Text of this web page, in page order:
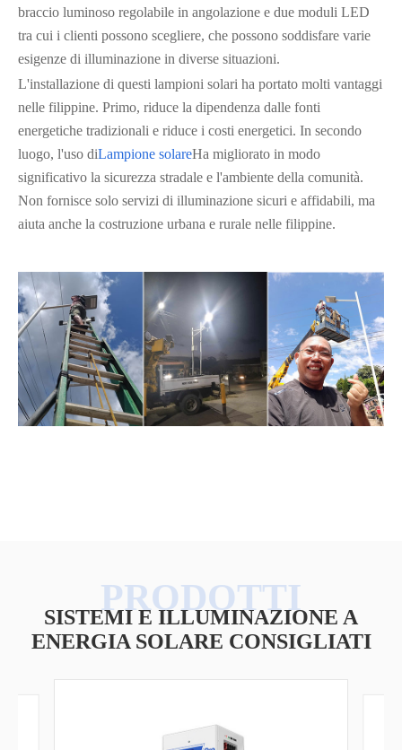
braccio luminoso regolabile in angolazione e due moduli LED
tra cui i clienti possono scegliere, che possono soddisfare varie
esigenze di illuminazione in diverse situazioni.
L'installazione di questi lampioni solari ha portato molti vantaggi
nelle filippine. Primo, riduce la dipendenza dalle fonti
energetiche tradizionali e riduce i costi energetici. In secondo
luogo, l'uso diLampione solareHa migliorato in modo
significativo la sicurezza stradale e l'ambiente della comunità.
Non fornisce solo servizi di illuminazione sicuri e affidabili, ma
aiuta anche la costruzione urbana e rurale nelle filippine.
SISTEMI E ILLUMINAZIONE A
ENERGIA SOLARE CONSIGLIATI